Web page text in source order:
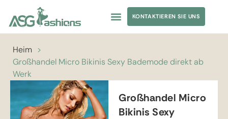
KONTAKTIEREN SIE UNS
Heim >
Großhandel Micro Bikinis Sexy Bademode direkt ab
Werk
Großhandel Micro
Bikinis Sexy